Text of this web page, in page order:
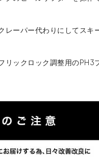
レーパー代わりにしてスキ
リックロック調整用のPH3